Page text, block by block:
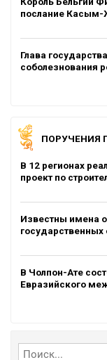
послание
Глава
соболезнования
ПОРУЧЕНИЯ
В 12 регионах
проект по
Известны имена
В Чолпон-Ате
Евразийского